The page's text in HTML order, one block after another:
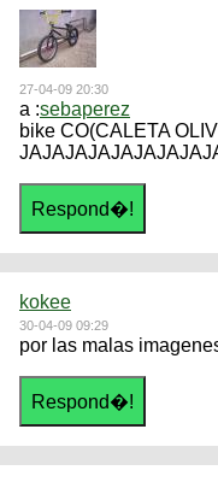
27-04-09 20:30
a :sebaperez
bike CO(CALETA
kokee
30-04-09 09:29
por las malas